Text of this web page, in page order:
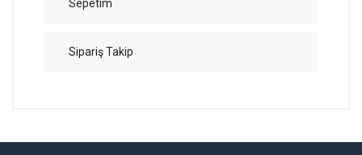
Sepetim
Sipariş Takip